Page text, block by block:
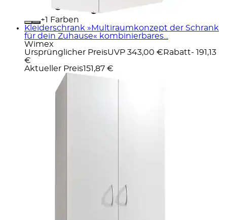
+
Farben
Kleiderschrank »Multiraumkonzept der Schrank
für dein Zuhause« kombinierbares...
Wimex
Ursprünglicher PreisUVP 343,00 € Rabatt- 191,13
€
Aktueller Preis151,87 €